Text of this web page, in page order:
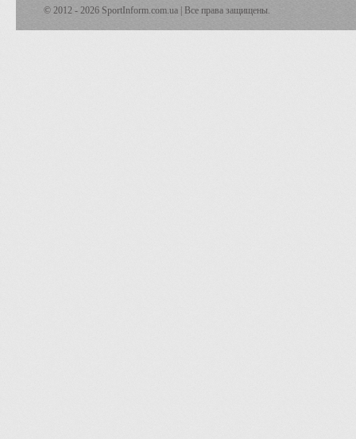
© 2012 - 2026 SportInform.com.ua | Все права защищены.